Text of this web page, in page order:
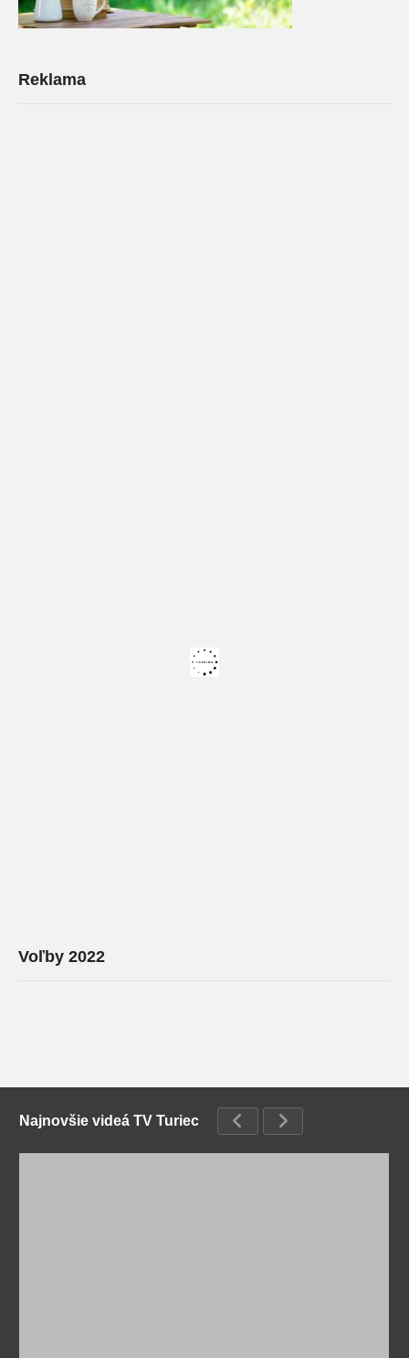
Reklama
Voľby 2022
Najnovšie videá TV Turiec